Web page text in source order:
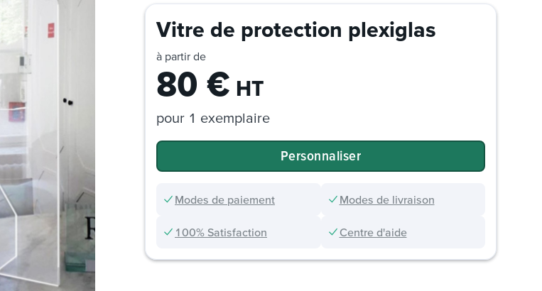
Vitre de protection plexiglas
à partir de
80 € HT
pour 1 exemplaire
Personnaliser
Modes de paiement Modes de livraison
100% Satisfaction Centre d'aide